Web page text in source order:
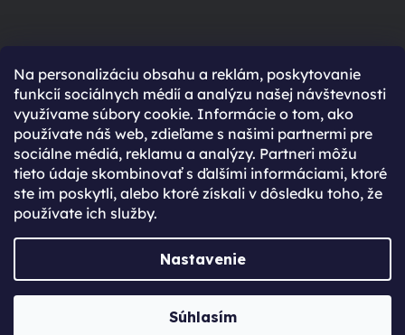
Na personalizáciu obsahu a reklám, poskytovanie
funkcií sociálnych médií a analýzu našej návštevnosti
využívame súbory cookie. Informácie o tom, ako
používate náš web, zdieľame s našimi partnermi pre
sociálne médiá, reklamu a analýzy. Partneri môžu
tieto údaje skombinovať s ďalšími informáciami, ktoré
ste im poskytli, alebo ktoré získali v dôsledku toho, že
používate ich služby.
Nastavenie
Súhlasím
Ešte nemáte účet?
Rýchlejší nákup vďaka uloženým údajom
Prehľad o stave objednávky
Kompletná história objednávok
Špeciálne akcie, novinky a zľavy pre registrovaných
Vytvoril Shoptet Premium
JabkoLevně.sk. Všetky práva vyhradené.